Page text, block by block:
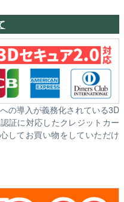
の導入が義務化されている3D
証に対応したクレジットカー
してお買い物をしていただけ